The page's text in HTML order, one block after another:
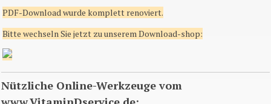
PDF-Download wurde komplett renoviert.
Bitte wechseln Sie jetzt zu unserem Download-shop:
Nützliche Online-Werkzeuge vom